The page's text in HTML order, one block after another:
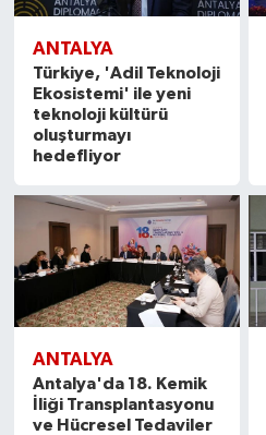
ANTALYA
Türkiye, 'Adil Teknoloji
Ekosistemi' ile yeni
teknoloji kültürü
oluşturmayı
hedefliyor
ANTALYA
Antalya'da 18. Kemik
İliği Transplantasyonu
ve Hücresel Tedaviler